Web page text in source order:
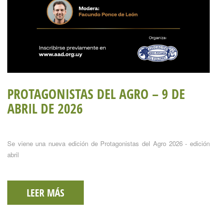
PROTAGONISTAS DEL AGRO – 9 DE
ABRIL DE 2026
Se viene una nueva edición de Protagonistas del Agro 2026 - edición
abril
LEER MÁS